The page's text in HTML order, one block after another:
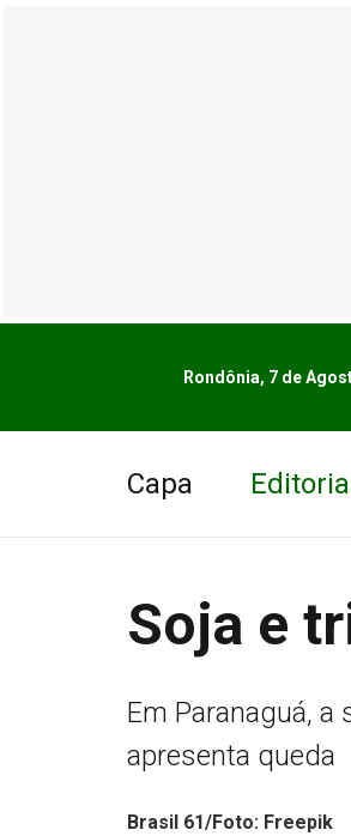
Rondônia, 7 de
Capa
Soja e
Em Paranaguá, a
apresenta queda
Brasil 61/Foto: Freepik